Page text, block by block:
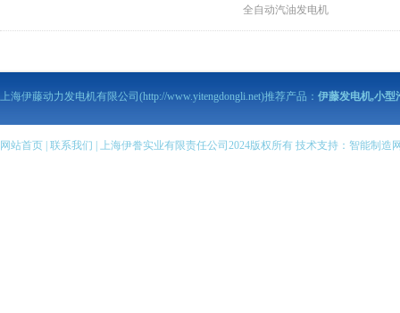
全自动汽油发电机
伊藤动力泥浆泵
伊藤柴油发电机
伊藤汽油机抽水泵
上海伊藤动力发电机有限公司(http://www.yitengdongli.net)推荐产品： 伊藤发电机,小型
网站首页 联系我们 | 上海伊誊实业有限责任公司2024版权所有 技术支持： 智能制造